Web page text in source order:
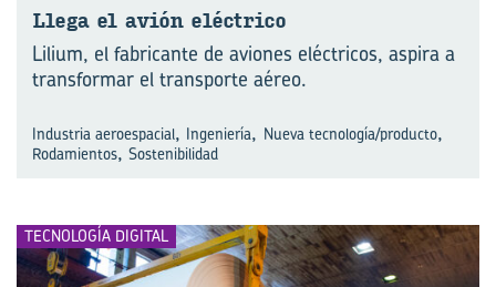
Llega el avión eléc­tri­co
Lilium, el fabricante de aviones eléctricos, aspira a
transformar el transporte aéreo.
Industria aeroespacial, Ingeniería, Nueva tecnología/producto,
Rodamientos, Sostenibilidad
TECNOLOGÍA DIGITAL